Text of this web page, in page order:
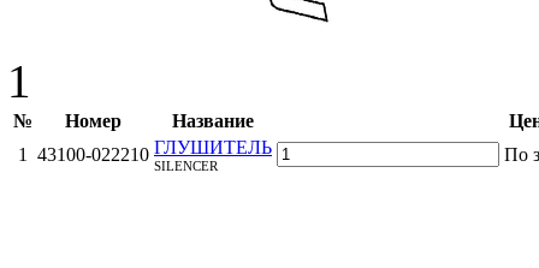
1
№ Номер Название
1
43100-022210 ГЛУШИТЕЛЬ
SILENCER
По